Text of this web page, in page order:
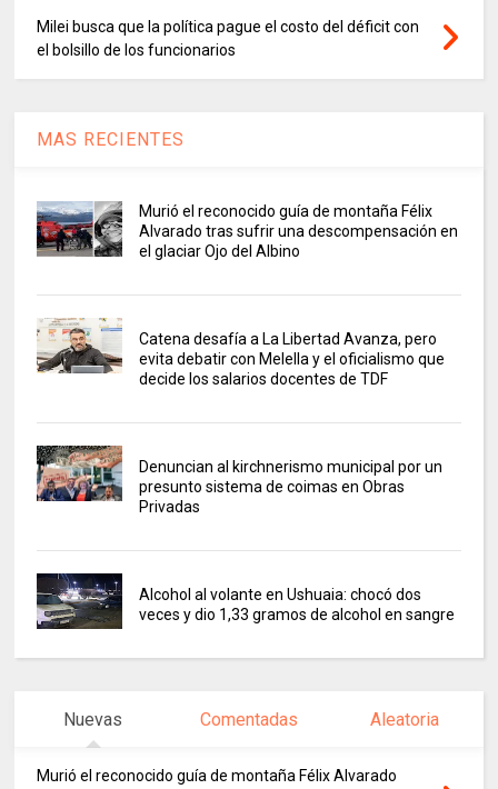
Milei busca que la política pague el costo del déficit con
el bolsillo de los funcionarios
MAS RECIENTES
Murió el reconocido guía de montaña Félix
Alvarado tras sufrir una descompensación en
el glaciar Ojo del Albino
Catena desafía a La Libertad Avanza, pero
evita debatir con Melella y el oficialismo que
decide los salarios docentes de TDF
Denuncian al kirchnerismo municipal por un
presunto sistema de coimas en Obras
Privadas
Alcohol al volante en Ushuaia: chocó dos
veces y dio 1,33 gramos de alcohol en sangre
Nuevas Comentadas Aleatoria
Murió el reconocido guía de montaña Félix Alvarado